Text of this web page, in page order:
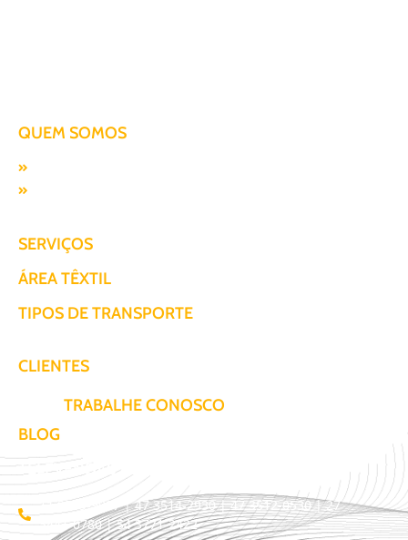
QUEM SOMOS
SERVIÇOS
ÁREA TÊXTIL
TIPOS DE TRANSPORTE
CLIENTES
TRABALHE CONOSCO
BLOG
TELEVENDAS / COTAÇÃO
11 3509-9987 | 47 3514-2930 | 47 3512-0530 | 27
3441-0780 | 54 3771-2422